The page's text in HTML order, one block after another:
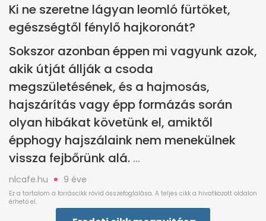
Ki ne szeretne lágyan leomló fürtöket,
egészségtől fénylő hajkoronát?
Sokszor azonban éppen mi vagyunk azok,
akik útját állják a csoda
megszületésének, és a hajmosás,
hajszárítás vagy épp formázás során
olyan hibákat követünk el, amiktől
épphogy hajszálaink nem menekülnek
vissza fejbőrünk alá.
nlcafe.hu 9 éve